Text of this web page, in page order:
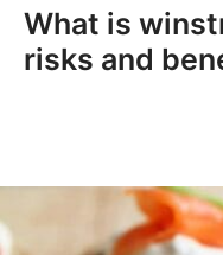
What is
risks and